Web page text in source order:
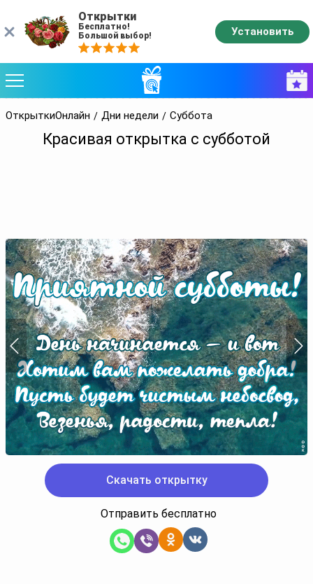
ОткрыткиОнлайн Дни недели Суббота
Красивая открытка с субботой
Скачать открытку
Отправить бесплатно
Открытки
Бесплатно!
Большой выбор!
Установить